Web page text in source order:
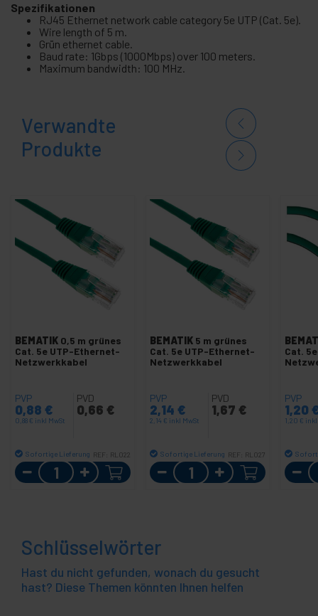
Spezifikationen
RJ45 Ethernet network cable category 5e UTP (Cat. 5e).
Wire length of 5 m.
Grün ethernet cable.
Baud rate: 1Gbps (1000Mbps) over 100 meters.
Maximum bandwidth: 100 MHz.
Verwandte
Produkte
BEMATIK 0,5 m grünes
Cat. 5e UTP-Ethernet-
Netzwerkkabel
PVP
0,88 €
0,88 € inkl MwSt
PVD
0,66 €
Sofortige Lieferung REF: RL022
Menge
BEMATIK 5 m grünes
Cat. 5e UTP-Ethernet-
Netzwerkkabel
PVP
2,14 €
2,14 € inkl MwSt
PVD
1,67 €
Sofortige Lieferung REF: RL027
Menge
Cat.
PVP
1,20
1,20 € inkl
Schlüsselwörter
Hast du nicht gefunden, wonach du gesucht
hast? Diese Themen könnten Ihnen helfen